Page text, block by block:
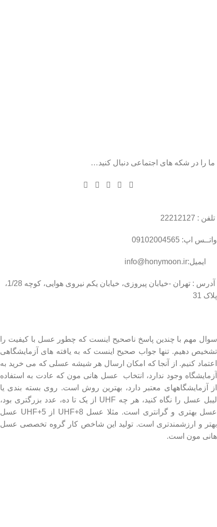
ما را در شکه های اجتماعی دنبال کنید…
تلفن : 22212127
واتــس اپ: 09102004565
ایمیل:info@honymoon.ir
آدرس : تهران -خیابان پیروزی، خیابان یکم نیروی هوایی، کوچه 1/28،
پلاک 31
سوال مهم با چندین پاسخ ناصحیح اینست که چطور عسل با کیفیت را
تشخیص دهیم. تنها جواب صحیح اینست که به یافته های آزمایشگاهی
اعتماد کنیم. از آنجا که امکان ارسال هر شیشه عسلی که می خرید به
آزمایشگاه وجود ندارد، انتخاب عسل هانی مون که عادت به استفاده
از آزمایشگاههای معتبر دارد، بهترین روش است. روی بسته بندی یا
لیبل عسل را نگاه کنید، هر چه UHF از یک تا ده، عدد بزرگتری بود،
عسل بهتری و گرانتری است. مثلا عسل UHF+8 از UHF+5 عسل
بهتر و ارزشمندتری است. تولید این شاخص کار گروه تخصصی عسل
هانی مون است.